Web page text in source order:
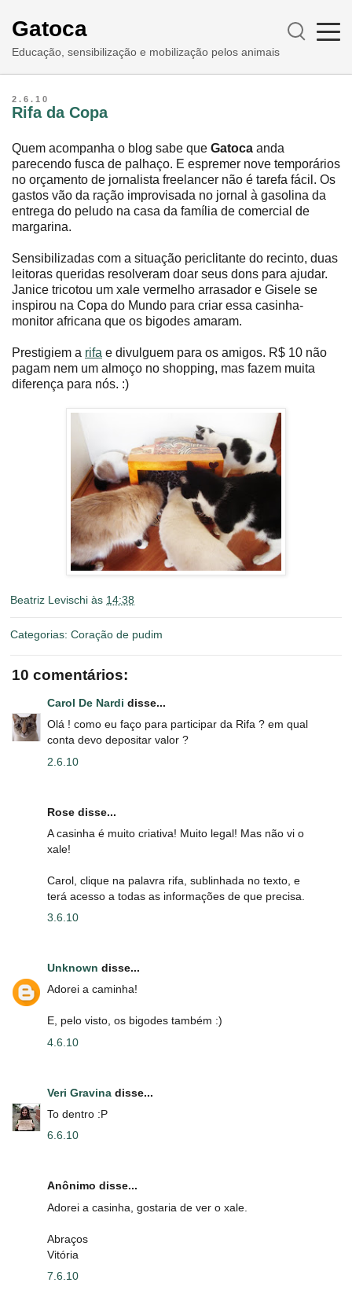
Gatoca
Educação, sensibilização e mobilização pelos animais
2.6.10
Rifa da Copa
Quem acompanha o blog sabe que Gatoca anda
parecendo fusca de palhaço. E espremer nove temporários
no orçamento de jornalista freelancer não é tarefa fácil. Os
gastos vão da ração improvisada no jornal à gasolina da
entrega do peludo na casa da família de comercial de
margarina.
Sensibilizadas com a situação periclitante do recinto, duas
leitoras queridas resolveram doar seus dons para ajudar.
Janice tricotou um xale vermelho arrasador e Gisele se
inspirou na Copa do Mundo para criar essa casinha-
monitor africana que os bigodes amaram.
Prestigiem a rifa e divulguem para os amigos. R$ 10 não
pagam nem um almoço no shopping, mas fazem muita
diferença para nós. :)
Beatriz Levischi às 14:38
Categorias: Coração de pudim
10 comentários:
Carol De Nardi disse...
Olá ! como eu faço para participar da Rifa ? em qual
conta devo depositar valor ?
2.6.10
Rose disse...
A casinha é muito criativa! Muito legal! Mas não vi o
xale!
Carol, clique na palavra rifa, sublinhada no texto, e
terá acesso a todas as informações de que precisa.
3.6.10
Unknown disse...
Adorei a caminha!
E, pelo visto, os bigodes também :)
4.6.10
Veri Gravina disse...
To dentro :P
6.6.10
Anônimo disse...
Adorei a casinha, gostaria de ver o xale.
Abraços
Vitória
7.6.10